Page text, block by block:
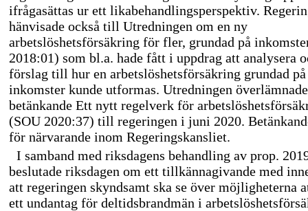
ifrågasättas ur ett likabehandlingsperspektiv.
hänvisade också till Utredningen om en ny
arbetslöshetsförsäkring för fler, grundad på
2018:01) som bl.a. hade fått i uppdrag att analysera
förslag till hur en arbetslöshetsförsäkring grundad på
inkomster kunde utformas. Utredningen
betänkande Ett nytt regelverk för
(SOU 2020:37) till regeringen i juni 2020.
för närvarande inom Regeringskansliet.
I samband med riksdagens behandling av prop.
beslutade riksdagen om ett tillkännagivande med
att regeringen skyndsamt ska se över möjligheterna
ett undantag för deltidsbrandmän i